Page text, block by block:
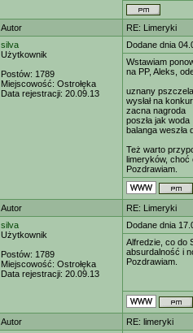
Autor
RE: Limeryki
silva
Użytkownik
Postów: 1789
Miejscowość: Ostrołęka
Data rejestracji: 20.09.13
Dodane dnia
Wstawiam
na PP, Aleks,
uznany
wysłał na
zacna nagroda
poszła jak woda
balanga weszła
Też warto
limeryków, choć
Pozdrawiam.
Autor
RE: Limeryki
silva
Użytkownik
Postów: 1789
Miejscowość: Ostrołęka
Data rejestracji: 20.09.13
Dodane dnia
Alfredzie, co do
absurdalność i
Pozdrawiam.
Autor
RE: limeryki